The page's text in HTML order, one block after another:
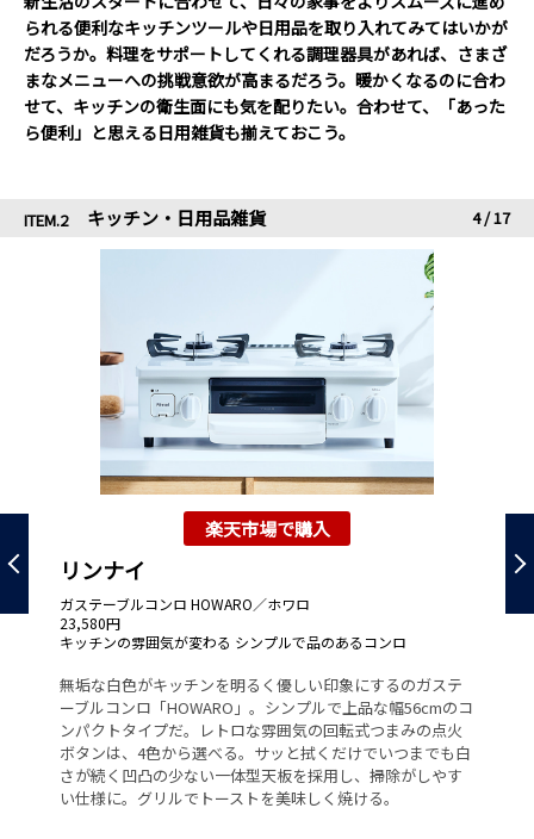
られる便利なキッチンツールや日用品を取り入れてみてはいかが
だろうか。料理をサポートしてくれる調理器具があれば、さまざ
まなメニューへの挑戦意欲が高まるだろう。暖かくなるのに合わ
せて、キッチンの衛生面にも気を配りたい。合わせて、「あった
ら便利」と思える日用雑貨も揃えておこう。
ITEM.2 キッチン・日用品雑貨 4/17
楽天市場で購入
リンナイ
ガステーブルコンロ HOWARO／ホワロ
23,580円
キッチンの雰囲気が変わる シンプルで品のあるコンロ
無垢な白色がキッチンを明るく優しい印象にするのガステ
ーブルコンロ「HOWARO」。シンプルで上品な幅56cmのコ
ンパクトタイプだ。レトロな雰囲気の回転式つまみの点火
ボタンは、4色から選べる。サッと拭くだけでいつまでも白
さが続く凹凸の少ない一体型天板を採用し、掃除がしやす
い仕様に。グリルでトーストを美味しく焼ける。